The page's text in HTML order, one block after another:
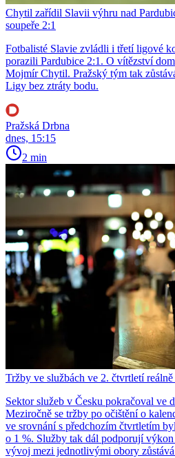
Chytil zařídil Slavii výhru nad
soupeře 2:1
Fotbalisté Slavie zvládli i třetí ligové
porazili Pardubice 2:1. O vítězství
Mojmír Chytil. Pražský tým tak
Ligy bez ztráty bodu.
Pražská Drbna
dnes, 15:15
2 min
Tržby ve službách ve 2. čtvrtletí
Sektor služeb v Česku pokračoval ve
Meziročně se tržby po očištění o
ve srovnání s předchozím čtvrtletím
o 1 %. Služby tak dál podporují
vývoj mezi jednotlivými obory